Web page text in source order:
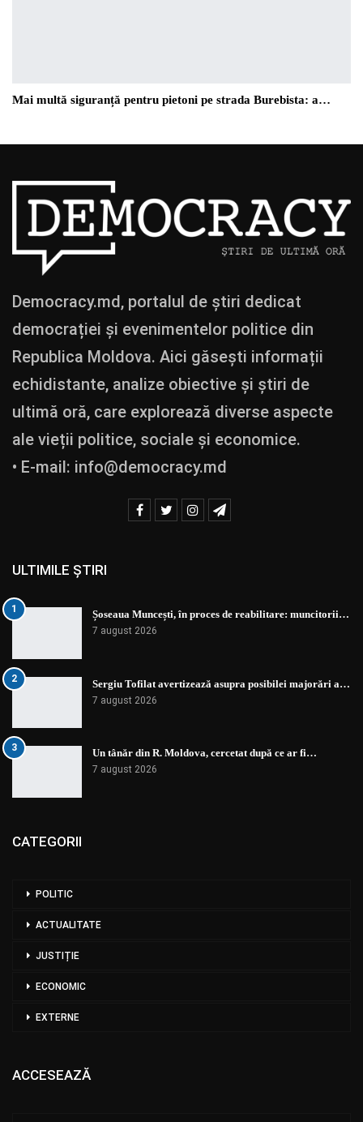
Mai multă siguranță pentru pietoni pe strada Burebista: a…
Democracy.md, portalul de știri dedicat
democrației și evenimentelor politice din
Republica Moldova. Aici găsești informații
echidistante, analize obiective și știri de
ultimă oră, care explorează diverse aspecte
ale vieții politice, sociale și economice.
• E-mail: info@democracy.md
ULTIMILE ȘTIRI
1 Șoseaua Muncești, în proces de reabilitare: muncitorii…
7 august 2026
2 Sergiu Tofilat avertizează asupra posibilei majorări a…
7 august 2026
3 Un tânăr din R. Moldova, cercetat după ce ar fi…
7 august 2026
CATEGORII
POLITIC
ACTUALITATE
JUSTIȚIE
ECONOMIC
EXTERNE
ACCESEAZĂ